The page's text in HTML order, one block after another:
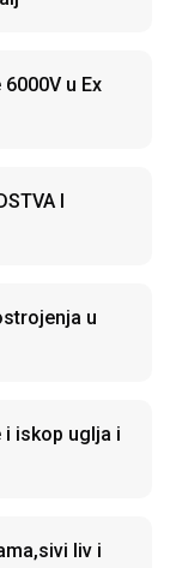
u Ex
I
u
i iskop uglja i
liv i